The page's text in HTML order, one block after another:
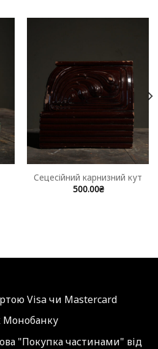
Сецесійний карнизний кут
500.00₴
Visa чи Mastercard
Монобанку
"Покупка частинами" від